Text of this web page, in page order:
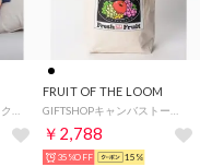
FRUIT OF THE LOOM
￥2,788
35%OFF 15%